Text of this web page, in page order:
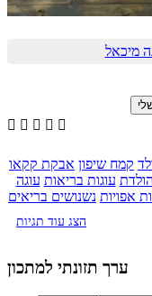
מיכאל
    
קמח שיפון אבקת קקאו
עוגות בריאות עוגה
אפויות נשנושים בריאים
הצג עוד תגיות
ערך תזונתי למתכון